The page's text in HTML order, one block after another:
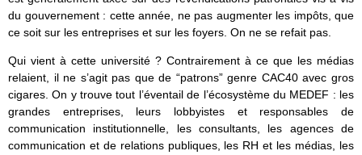
du gouvernement : cette année, ne pas augmenter les impôts, que
ce soit sur les entreprises et sur les foyers. On ne se refait pas.
Qui vient à cette université ? Contrairement à ce que les médias
relaient, il ne s’agit pas que de “patrons” genre CAC40 avec gros
cigares. On y trouve tout l’éventail de l’écosystème du MEDEF : les
grandes entreprises, leurs lobbyistes et responsables de
communication institutionnelle, les consultants, les agences de
communication et de relations publiques, les RH et les médias, les